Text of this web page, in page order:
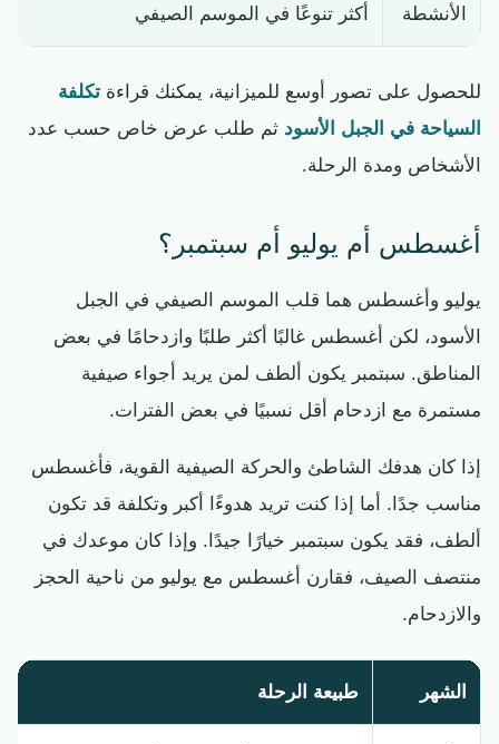
الأنشطة أكثر تنوعًا في الموسم الصيفي
للحصول على تصور أوسع للميزانية، يمكنك قراءة تكلفة
السياحة في الجبل الأسود ثم طلب عرض خاص حسب عدد
الأشخاص ومدة الرحلة.
أغسطس أم يوليو أم سبتمبر؟
يوليو وأغسطس هما قلب الموسم الصيفي في الجبل
الأسود، لكن أغسطس غالبًا أكثر طلبًا وازدحامًا في بعض
المناطق. سبتمبر يكون ألطف لمن يريد أجواء صيفية
مستمرة مع ازدحام أقل نسبيًا في بعض الفترات.
إذا كان هدفك الشاطئ والحركة الصيفية القوية، فأغسطس
مناسب جدًا. أما إذا كنت تريد هدوءًا أكبر وتكلفة قد تكون
ألطف، فقد يكون سبتمبر خيارًا جيدًا. وإذا كان موعدك في
منتصف الصيف، فقارن أغسطس مع يوليو من ناحية الحجز
والازدحام.
الشهر طبيعة الرحلة